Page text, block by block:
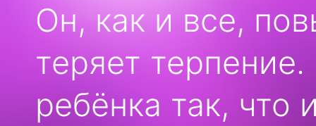
Он, как и все,
теряет
ребёнка так, что